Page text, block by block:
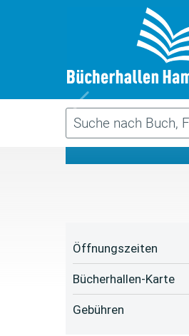
Öffnungszeiten
Bücherhallen-Karte
Gebühren